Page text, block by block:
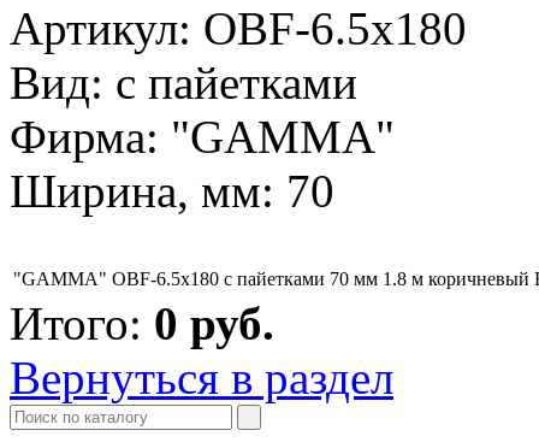
Артикул: OBF-6.5x180
Вид: с пайетками
Фирма: "GAMMA"
Ширина, мм: 70
"GAMMA" OBF-6.5x180 с пайетками 70 мм 1.8 м коричневый
Итого: 0 руб.
Вернуться в раздел